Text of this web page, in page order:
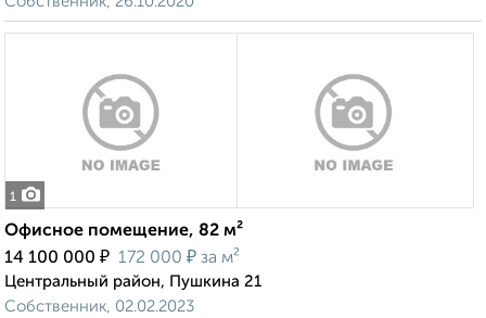
1
Офисное помещение, 82 м²
14 100 000 ₽ 172 000 ₽ за м²
Центральный район, Пушкина 21
Собственник, 02.02.2023